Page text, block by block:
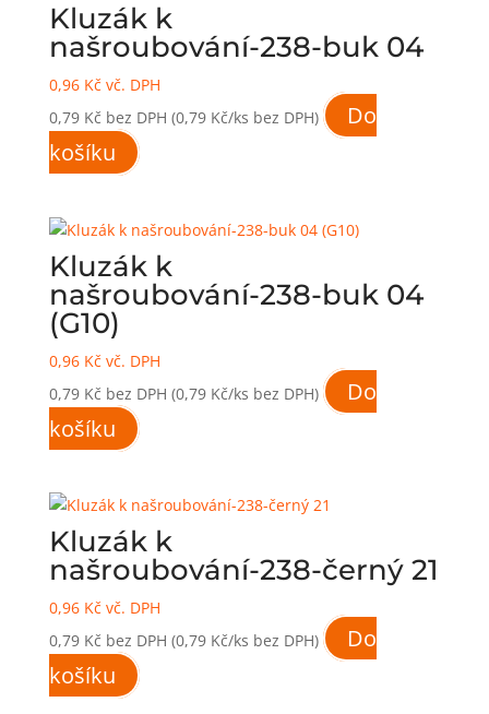
Kluzák k
našroubování-238-buk 04
0,96 Kč vč. DPH
0,79 Kč bez DPH (0,79 Kč/ks bez DPH)
Do
košíku
Kluzák k
našroubování-238-buk 04
(G10)
0,96 Kč vč. DPH
0,79 Kč bez DPH (0,79 Kč/ks bez DPH)
Do
košíku
Kluzák k
našroubování-238-černý 21
0,96 Kč vč. DPH
0,79 Kč bez DPH (0,79 Kč/ks bez DPH)
Do
košíku